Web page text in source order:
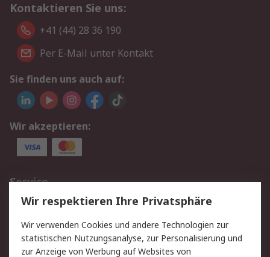
Kontaktieren Sie uns:
+41 (44) 28 36 190
Per E-Mail unter Kontakt
Sie finden uns auch auf:
Wir akzeptieren:
Service
Value Added Services
Lieferlösungen
Rücksendungen
Kontakt
Hilfe
Wir respektieren Ihre Privatsphäre
Wir verwenden Cookies und andere Technologien zur
statistischen Nutzungsanalyse, zur Personalisierung und
zur Anzeige von Werbung auf Websites von